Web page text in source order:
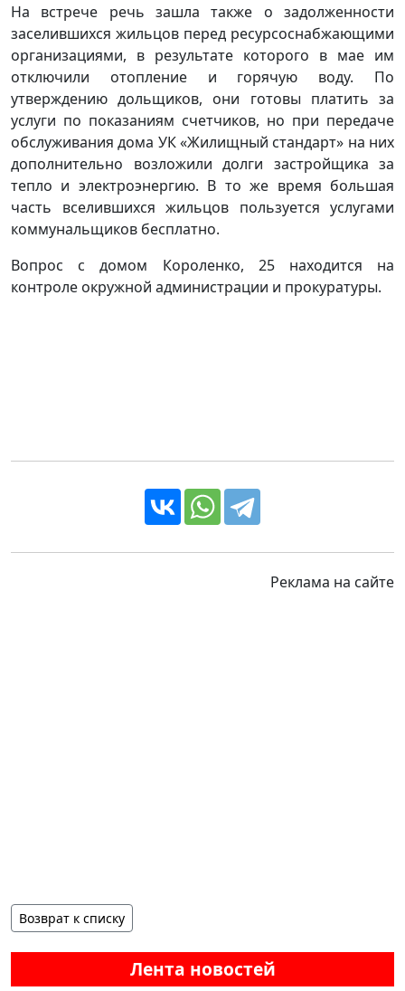
Лента новостей
На встрече речь зашла также о задолженности
заселившихся жильцов перед ресурсоснабжающими
организациями, в результате которого в мае им
отключили отопление и горячую воду. По
утверждению дольщиков, они готовы платить за
услуги по показаниям счетчиков, но при передаче
обслуживания дома УК «Жилищный стандарт» на них
дополнительно возложили долги застройщика за
тепло и электроэнергию. В то же время большая
часть вселившихся жильцов пользуется услугами
коммунальщиков бесплатно.
Вопрос с домом Короленко, 25 находится на
контроле окружной администрации и прокуратуры.
Реклама на сайте
Возврат к списку